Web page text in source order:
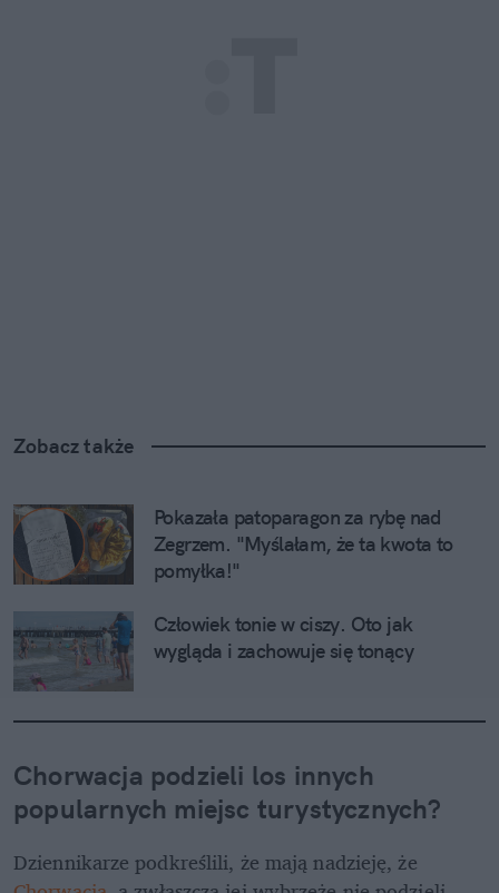
Zobacz także
Pokazała patoparagon za rybę nad
Zegrzem. "Myślałam, że ta kwota to
pomyłka!"
Człowiek tonie w ciszy. Oto jak
wygląda i zachowuje się tonący
Chorwacja podzieli los innych
popularnych miejsc turystycznych?